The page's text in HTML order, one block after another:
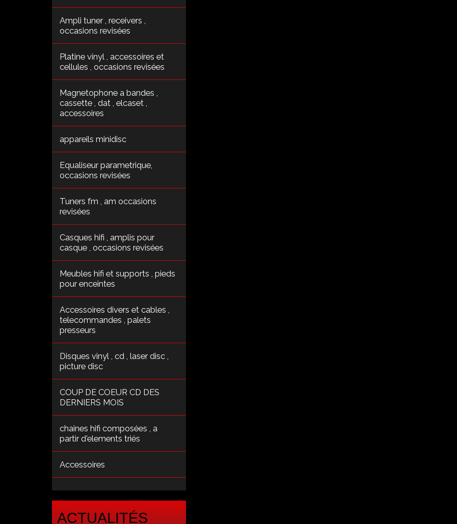
Ampli tuner , receivers ,
occasions revisées
Platine vinyl , accessoires et
cellules , occasions revisées
Magnetophone a bandes ,
cassette , dat , elcaset ,
accessoires
appareils minidisc
Equaliseur parametrique,
occasions revisées
Tuners fm , am occasions
revisées
Casques hifi , amplis pour
casque , occasions revisées
Meubles hifi et supports , pieds
pour enceintes
Accessoires divers et cables ,
telecommandes , palets
presseurs
Disques vinyl , cd , laser disc ,
picture disc
COUP DE COEUR CD DES
DERNIERS MOIS
chaines hifi composées , a
partir d'elements triés
Accessoires
ACTUALITÉS